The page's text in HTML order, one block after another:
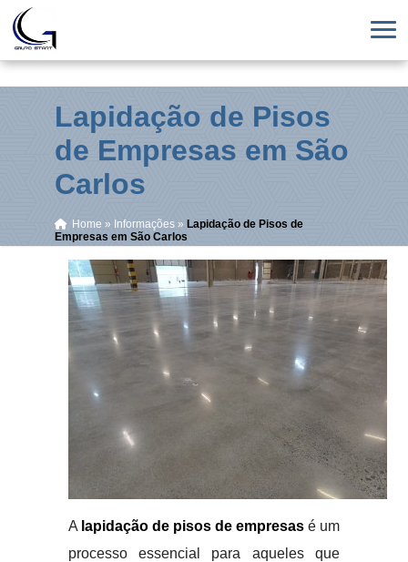
Lapidação de Pisos
de Empresas em São
Carlos
Home » Informações » Lapidação de Pisos de
Empresas em São Carlos
A lapidação de pisos de empresas é um
processo essencial para aqueles que